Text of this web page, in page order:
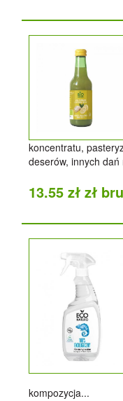
koncentratu,
deserów, innych dań
13.55 zł zł
kompozycja...